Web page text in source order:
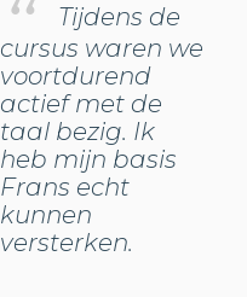
Tijdens de
cursus waren we
voortdurend
actief met de
taal bezig. Ik
heb mijn basis
Frans echt
kunnen
versterken.